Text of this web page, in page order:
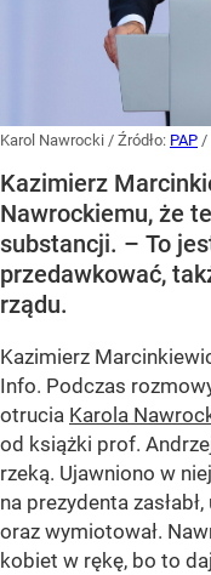
Karol Nawrocki / Źródło: PAP /
Kazimierz
Nawrockiemu, że
substancji. – To
przedawkować,
rządu.
Kazimierz
Info. Podczas
otrucia Karola
od książki prof.
rzeką. Ujawniono w
na prezydenta
oraz wymiotował.
kobiet w rękę, bo to